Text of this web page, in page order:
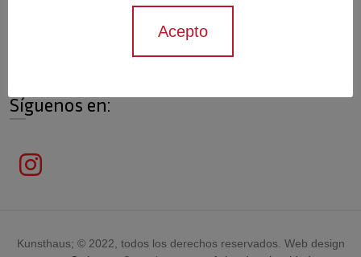
contacto@archivokunsthaus.com
Síguenos en:
Kunsthaus; © 2022, todos los derechos reservados. Web design
Acepto